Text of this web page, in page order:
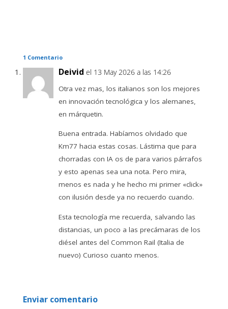
1 Comentario
Deivid el 13 May 2026 a las 14:26
Otra vez mas, los italianos son los mejores
en innovación tecnológica y los alemanes,
en márquetin.
Buena entrada. Habíamos olvidado que
Km77 hacia estas cosas. Lástima que para
chorradas con IA os de para varios párrafos
y esto apenas sea una nota. Pero mira,
menos es nada y he hecho mi primer «click»
con ilusión desde ya no recuerdo cuando.
Esta tecnología me recuerda, salvando las
distancias, un poco a las precámaras de los
diésel antes del Common Rail (Italia de
nuevo) Curioso cuanto menos.
Enviar comentario